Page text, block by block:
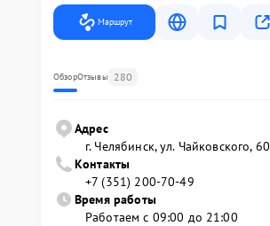
Маршрут
ОбзорОтзывы 280
Адрес
г. Челябинск, ул. Чайковского, 60
Контакты
+7 (351) 200-70-49
Время работы
Работаем с 09:00 до 21:00